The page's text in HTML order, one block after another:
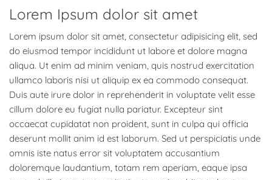
Lorem Ipsum dolor sit amet
Lorem ipsum dolor sit amet, consectetur adipisicing elit, sed
do eiusmod tempor incididunt ut labore et dolore magna
aliqua. Ut enim ad minim veniam, quis nostrud exercitation
ullamco laboris nisi ut aliquip ex ea commodo consequat.
Duis aute irure dolor in reprehenderit in voluptate velit esse
cillum dolore eu fugiat nulla pariatur. Excepteur sint
occaecat cupidatat non proident, sunt in culpa qui officia
deserunt mollit anim id est laborum. Sed ut perspiciatis unde
omnis iste natus error sit voluptatem accusantium
doloremque laudantium, totam rem aperiam, eaque ipsa